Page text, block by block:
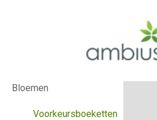
Bloemen
Voorkeursboeketten